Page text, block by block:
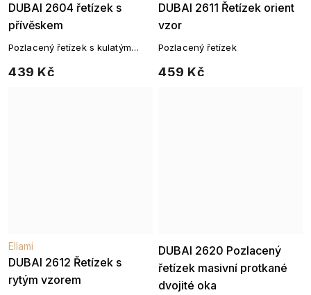
DUBAI 2604 řetízek s
přívěskem
439 Kč
Pozlacený řetízek s kulatým
DUBAI 2611 Řetízek orient
vzor
459 Kč
Pozlacený řetízek
DUBAI 2612 Řetízek s
rytým vzorem
Ellami
DUBAI 2620 Pozlacený
řetízek masivní protkané
dvojité oka
Ellami